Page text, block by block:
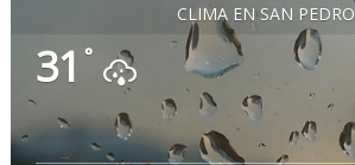
CLIMA EN SAN PEDRO
31 °